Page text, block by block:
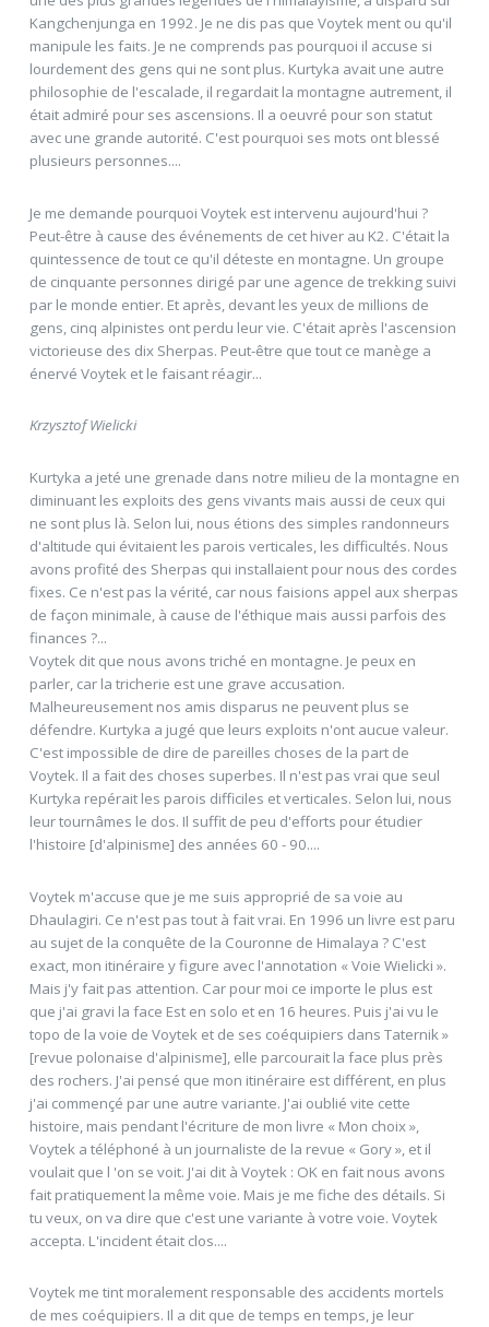
Kangchenjunga en 1992. Je ne dis pas que Voytek ment ou qu'il
manipule les faits. Je ne comprends pas pourquoi il accuse si
lourdement des gens qui ne sont plus. Kurtyka avait une autre
philosophie de l'escalade, il regardait la montagne autrement, il
était admiré pour ses ascensions. Il a oeuvré pour son statut
avec une grande autorité. C'est pourquoi ses mots ont blessé
plusieurs personnes....
Je me demande pourquoi Voytek est intervenu aujourd'hui ?
Peut-être à cause des événements de cet hiver au K2. C'était la
quintessence de tout ce qu'il déteste en montagne. Un groupe
de cinquante personnes dirigé par une agence de trekking suivi
par le monde entier. Et après, devant les yeux de millions de
gens, cinq alpinistes ont perdu leur vie. C'était après l'ascension
victorieuse des dix Sherpas. Peut-être que tout ce manège a
énervé Voytek et le faisant réagir...
Krzysztof Wielicki
Kurtyka a jeté une grenade dans notre milieu de la montagne en
diminuant les exploits des gens vivants mais aussi de ceux qui
ne sont plus là. Selon lui, nous étions des simples randonneurs
d'altitude qui évitaient les parois verticales, les difficultés. Nous
avons profité des Sherpas qui installaient pour nous des cordes
fixes. Ce n'est pas la vérité, car nous faisions appel aux sherpas
de façon minimale, à cause de l'éthique mais aussi parfois des
finances ?...
Voytek dit que nous avons triché en montagne. Je peux en
parler, car la tricherie est une grave accusation.
Malheureusement nos amis disparus ne peuvent plus se
défendre. Kurtyka a jugé que leurs exploits n'ont aucue valeur.
C'est impossible de dire de pareilles choses de la part de
Voytek. Il a fait des choses superbes. Il n'est pas vrai que seul
Kurtyka repérait les parois difficiles et verticales. Selon lui, nous
leur tournâmes le dos. Il suffit de peu d'efforts pour étudier
l'histoire [d'alpinisme] des années 60 - 90....
Voytek m'accuse que je me suis approprié de sa voie au
Dhaulagiri. Ce n'est pas tout à fait vrai. En 1996 un livre est paru
au sujet de la conquête de la Couronne de Himalaya ? C'est
exact, mon itinéraire y figure avec l'annotation « Voie Wielicki ».
Mais j'y fait pas attention. Car pour moi ce importe le plus est
que j'ai gravi la face Est en solo et en 16 heures. Puis j'ai vu le
topo de la voie de Voytek et de ses coéquipiers dans Taternik »
[revue polonaise d'alpinisme], elle parcourait la face plus près
des rochers. J'ai pensé que mon itinéraire est différent, en plus
j'ai commençé par une autre variante. J'ai oublié vite cette
histoire, mais pendant l'écriture de mon livre « Mon choix »,
Voytek a téléphoné à un journaliste de la revue « Gory », et il
voulait que l 'on se voit. J'ai dit à Voytek : OK en fait nous avons
fait pratiquement la même voie. Mais je me fiche des détails. Si
tu veux, on va dire que c'est une variante à votre voie. Voytek
accepta. L'incident était clos....
Voytek me tint moralement responsable des accidents mortels
de mes coéquipiers. Il a dit que de temps en temps, je leur